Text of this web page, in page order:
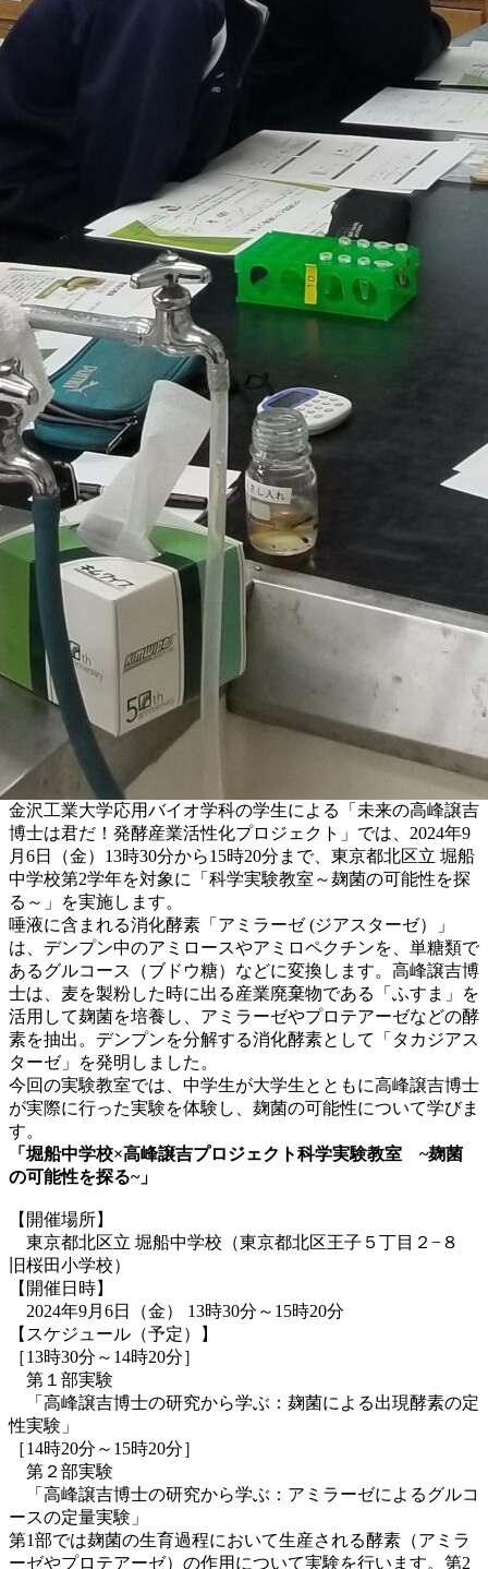
金沢工業大学応用バイオ学科の学生による「未来の高峰譲吉
博士は君だ！発酵産業活性化プロジェクト」では、2024年9
月6日（金）13時30分から15時20分まで、東京都北区立 堀船
中学校第2学年を対象に「科学実験教室～麹菌の可能性を探
る～」を実施します。
唾液に含まれる消化酵素「アミラーゼ (ジアスターゼ）」
は、デンプン中のアミロースやアミロペクチンを、単糖類で
あるグルコース（ブドウ糖）などに変換します。高峰譲吉博
士は、麦を製粉した時に出る産業廃棄物である「ふすま」を
活用して麹菌を培養し、アミラーゼやプロテアーゼなどの酵
素を抽出。デンプンを分解する消化酵素として「タカジアス
ターゼ」を発明しました。
今回の実験教室では、中学生が大学生とともに高峰譲吉博士
が実際に行った実験を体験し、麹菌の可能性について学びま
す。
「堀船中学校×高峰譲吉プロジェクト科学実験教室 ~麹菌
の可能性を探る~」
【開催場所】
東京都北区立 堀船中学校（東京都北区王子５丁目２−８
旧桜田小学校）
【開催日時】
2024年9月6日（金） 13時30分～15時20分
【スケジュール（予定）】
［13時30分～14時20分］
第１部実験
「高峰譲吉博士の研究から学ぶ：麹菌による出現酵素の定
性実験」
［14時20分～15時20分］
第２部実験
「高峰譲吉博士の研究から学ぶ：アミラーゼによるグルコ
ースの定量実験」
第1部では麹菌の生育過程において生産される酵素（アミラ
ーゼやプロテアーゼ）の作用について実験を行います。第2